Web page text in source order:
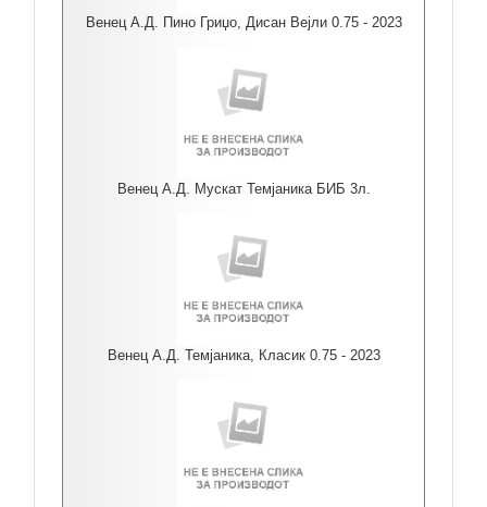
Венец А.Д. Пино Гриџо, Дисан Вејли 0.75 - 2023
Венец А.Д. Мускат Темјаника БИБ 3л.
Венец А.Д. Темјаника, Класик 0.75 - 2023